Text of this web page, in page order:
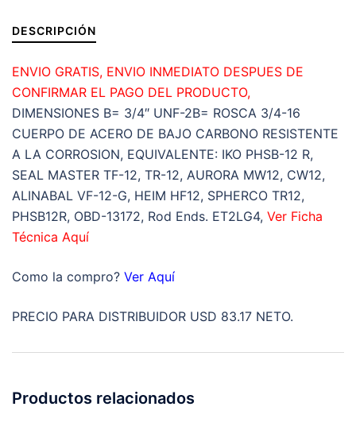
3/4-
16
DERECHA
cantidad
DESCRIPCIÓN
ENVIO GRATIS, ENVIO INMEDIATO DESPUES DE
CONFIRMAR EL PAGO DEL PRODUCTO,
DIMENSIONES B= 3/4″ UNF-2B= ROSCA 3/4-16
CUERPO DE ACERO DE BAJO CARBONO RESISTENTE
A LA CORROSION, EQUIVALENTE: IKO PHSB-12 R,
SEAL MASTER TF-12, TR-12, AURORA MW12, CW12,
ALINABAL VF-12-G, HEIM HF12, SPHERCO TR12,
PHSB12R, OBD-13172, Rod Ends. ET2LG4, Ver Ficha
Técnica Aquí
Como la compro? Ver Aquí
PRECIO PARA DISTRIBUIDOR USD 83.17 NETO.
Productos relacionados